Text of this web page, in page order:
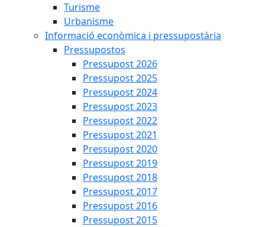
Turisme
Urbanisme
Informació econòmica i pressupostària
Pressupostos
Pressupost 2026
Pressupost 2025
Pressupost 2024
Pressupost 2023
Pressupost 2022
Pressupost 2021
Pressupost 2020
Pressupost 2019
Pressupost 2018
Pressupost 2017
Pressupost 2016
Pressupost 2015